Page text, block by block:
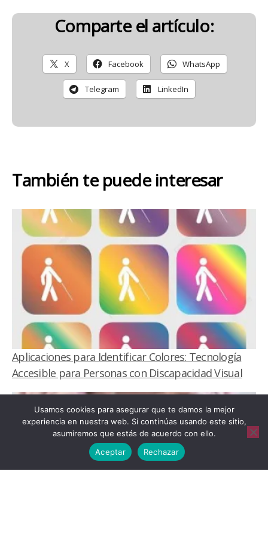
Comparte el artículo:
X Facebook WhatsApp
Telegram LinkedIn
También te puede interesar
Aplicaciones para Identificar Colores: Tecnología
Accesible para Personas con Discapacidad Visual
Usamos cookies para asegurar que te damos la mejor
experiencia en nuestra web. Si continúas usando este sitio,
asumiremos que estás de acuerdo con ello.
Aceptar
Rechazar